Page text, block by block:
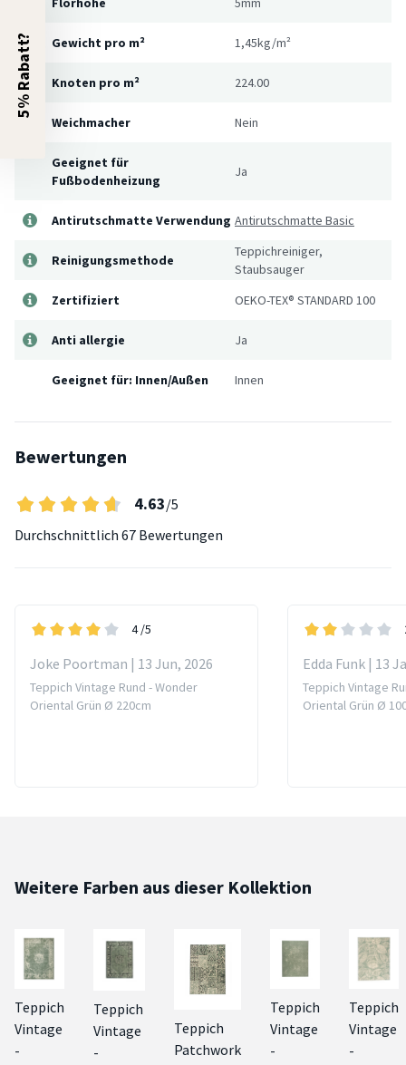
Gewicht pro m² 1,45kg/m²
Knoten pro m² 224.00
Weichmacher Nein
Geeignet für
Fußbodenheizung
Ja
Antirutschmatte Verwendung Antirutschmatte Basic
Reinigungsmethode
Teppichreiniger,
Staubsauger
Zertifiziert
OEKO-TEX® STANDARD 100
Anti allergie Ja
Geeignet für: Innen/Außen Innen
Bewertungen
4.63/5
Durchschnittlich 67 Bewertungen
4 /5
Joke Poortman | 13 Jun, 2026
Teppich Vintage Rund - Wonder
Oriental Grün Ø 220cm
Edda Funk | 13
Teppich Vintage
Oriental Grün Ø
Weitere Farben aus dieser Kollektion
Teppich
Vintage
-
Teppich
Vintage
-
Teppich
Patchwork
Teppich
Vintage
-
Teppich
Vintage
-
5% Rabatt?